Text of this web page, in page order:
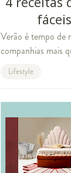
Verão é tempo de
companhias mais
melhor do que
alguns aperitivos e
Lifestyle